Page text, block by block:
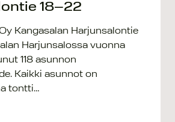
18–22
Kangasalan Harjunsalontie
Harjunsalossa vuonna
118 asunnon
Kaikki asunnot on
tontti…